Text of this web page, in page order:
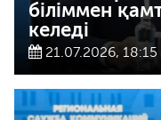
біліммен
келеді
21.07.2026, 18:15